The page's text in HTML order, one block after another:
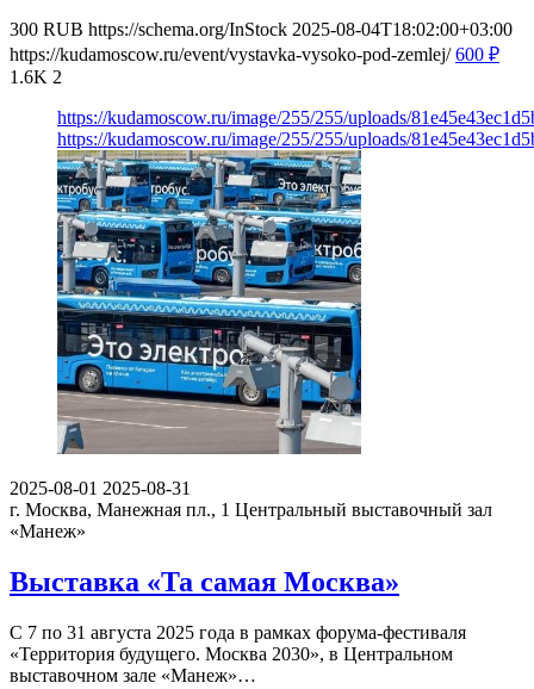
300 RUB https://schema.org/InStock 2025-08-04T18:02:00+03:00
https://kudamoscow.ru/event/vystavka-vysoko-pod-zemlej/ 600 ₽
1.6K 2
https://kudamoscow.ru/image/255/255/uploads/
https://kudamoscow.ru/image/255/255/uploads/
2025-08-01 2025-08-31
г. Москва, Манежная пл., 1 Центральный выставочный зал
«Манеж»
Выставка «Та самая Москва»
С 7 по 31 августа 2025 года в рамках форума-фестиваля
«Территория будущего. Москва 2030», в Центральном
выставочном зале «Манеж»…